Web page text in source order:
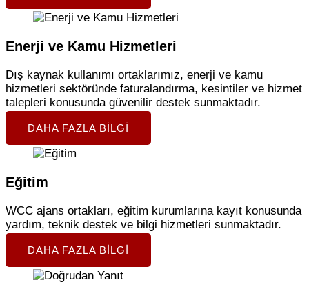
Enerji ve Kamu Hizmetleri
Dış kaynak kullanımı ortaklarımız, enerji ve kamu
hizmetleri sektöründe faturalandırma, kesintiler ve hizmet
talepleri konusunda güvenilir destek sunmaktadır.
DAHA FAZLA BILGI
Eğitim
WCC ajans ortakları, eğitim kurumlarına kayıt konusunda
yardım, teknik destek ve bilgi hizmetleri sunmaktadır.
DAHA FAZLA BILGI